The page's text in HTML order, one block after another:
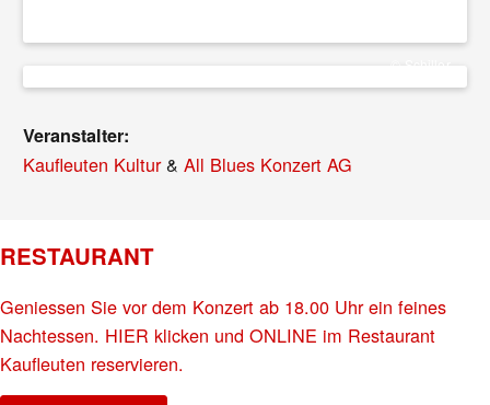
Veranstalter:
Kaufleuten Kultur&All Blues Konzert AG
RESTAURANT
Geniessen Sie vor dem Konzert ab 18.00 Uhr ein feines
Nachtessen. HIER klicken und ONLINE im Restaurant
Kaufleuten reservieren.